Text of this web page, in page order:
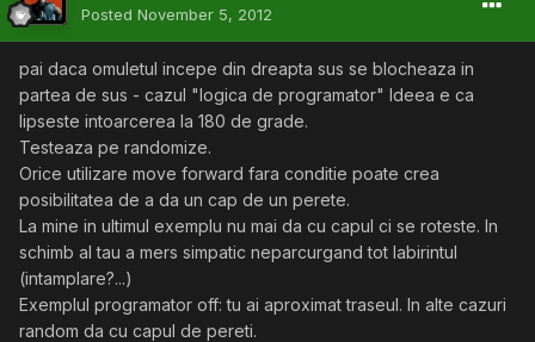
Posted November 5, 2012
pai daca omuletul incepe din dreapta sus se blocheaza in
partea de sus - cazul "logica de programator" Ideea e ca
lipseste intoarcerea la 180 de grade.
Testeaza pe randomize.
Orice utilizare move forward fara conditie poate crea
posibilitatea de a da un cap de un perete.
La mine in ultimul exemplu nu mai da cu capul ci se roteste. In
schimb al tau a mers simpatic neparcurgand tot labirintul
(intamplare?...)
Exemplul programator off: tu ai aproximat traseul. In alte cazuri
random da cu capul de pereti.